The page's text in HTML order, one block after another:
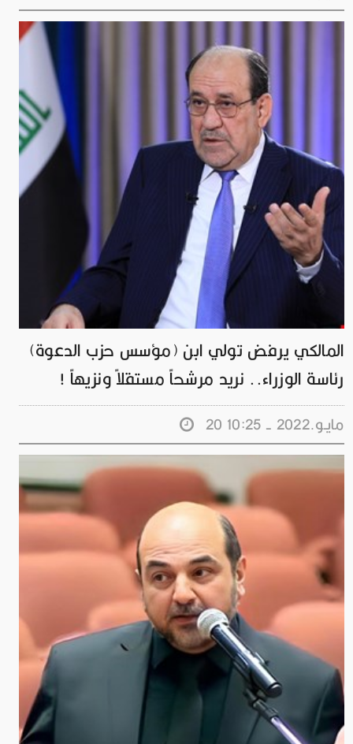
المالكي يرفض تولي ابن (مؤسس حزب الدعوة)
رئاسة الوزراء.. نريد مرشحاً مستقلاً ونزيهاً !
20 مايـو.2022 - 10:25